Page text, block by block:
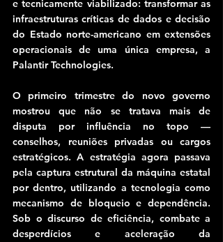
e tecnicamente viabilizado: transformar as
infraestruturas críticas de dados e decisão
do Estado norte-americano em extensões
operacionais de uma única empresa, a
Palantir Technologies.
O primeiro trimestre do novo governo
mostrou que não se tratava mais de
disputa por influência no topo —
conselhos, reuniões privadas ou cargos
estratégicos. A estratégia agora passava
pela captura estrutural da máquina estatal
por dentro, utilizando a tecnologia como
mecanismo de bloqueio e dependência.
Sob o discurso de eficiência, combate a
desperdícios e aceleração da